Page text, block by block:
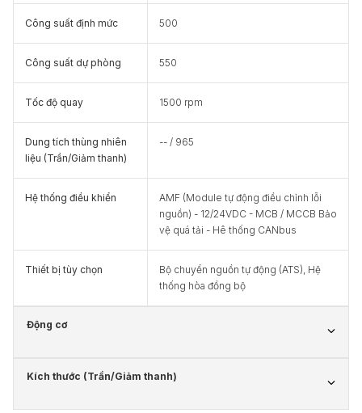
Công suất định mức 500
Công suất dự phòng 550
Tốc độ quay 1500 rpm
Dung tích thùng nhiên
liệu (Trần/Giảm thanh)
-- / 965
Hệ thống điều khiển
AMF (Module tự động điều chỉnh lỗi
nguồn) - 12/24VDC - MCB / MCCB Bảo
vệ quá tải - Hê thống CANbus
Thiết bị tùy chọn
Bộ chuyển nguồn tự động (ATS), Hệ
thống hòa đồng bộ
Động cơ
Kích thước (Trần/Giảm thanh)